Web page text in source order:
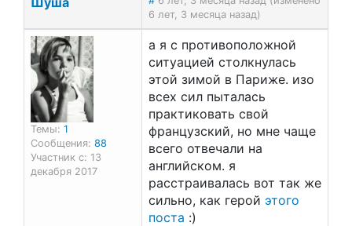
6 лет, 3 месяца назад)
Темы: 1
Сообщения: 88
Участник с: 13
декабря 2017
а я с противоположной
ситуацией столкнулась
этой зимой в Париже. изо
всех сил пыталась
практиковать свой
французский, но мне чаще
всего отвечали на
английском. я
расстраивалась вот так же
сильно, как герой этого
поста :)